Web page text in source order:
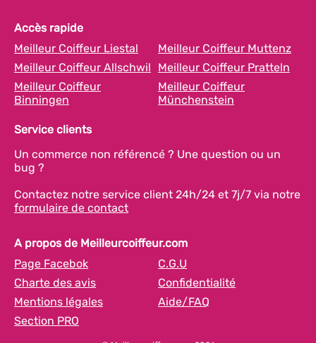
Accès rapide
Meilleur Coiffeur Liestal
Meilleur Coiffeur Muttenz
Meilleur Coiffeur Allschwil
Meilleur Coiffeur Pratteln
Meilleur Coiffeur
Binningen
Meilleur Coiffeur
Münchenstein
Service clients
Un commerce non référencé ? Une question ou un
bug ?
Contactez notre service client 24h/24 et 7j/7 via notre
formulaire de contact
A propos de Meilleurcoiffeur.com
Page Facebok
C.G.U
Charte des avis
Confidentialité
Mentions légales
Aide/FAQ
Section PRO